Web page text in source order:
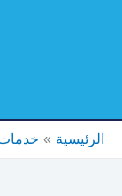
الرئيسية خدمات